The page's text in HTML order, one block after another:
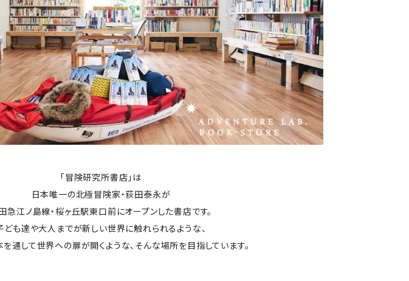
「冒険研究所書店」は
日本唯一の北極冒険家・荻田泰永が
急江ノ島線・桜ヶ丘駅東口前にオープンした書店です。
ども達や大人までが新しい世界に触れられるような、
通して世界への扉が開くような、そんな場所を目指しています。